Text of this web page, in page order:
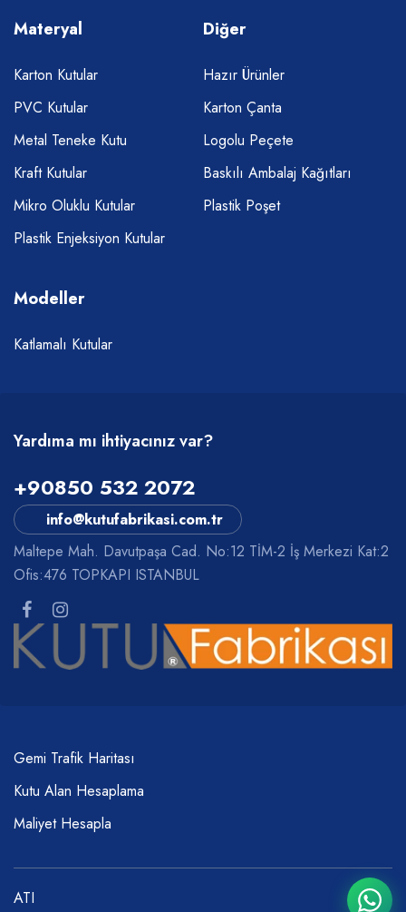
Materyal
Karton Kutular
PVC Kutular
Metal Teneke Kutu
Kraft Kutular
Mikro Oluklu Kutular
Plastik Enjeksiyon Kutular
Diğer
Hazır Ürünler
Karton Çanta
Logolu Peçete
Baskılı Ambalaj Kağıtları
Plastik Poşet
Modeller
Katlamalı Kutular
Yardıma mı ihtiyacınız var?
+90850 532 2072
info@kutufabrikasi.com.tr
Maltepe Mah. Davutpaşa Cad. No:12 TİM-2 İş Merkezi Kat:2
Ofis:476 TOPKAPI ISTANBUL
Gemi Trafik Haritası
Kutu Alan Hesaplama
Maliyet Hesapla
ATI